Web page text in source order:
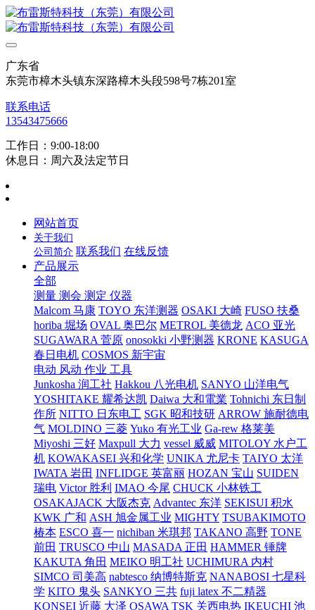
广东省
东莞市樟木头镇东深路樟木头段598号7栋201室
联系电话
13543475666
工作日：9:00-18:00
休息日：周六及法定节日
网站首页
关于我们
公司简介 联系我们 在线反馈
产品展示
全部
测量 测会 测定 仪器
Malcom 马康 TOYO 东洋测器 OSAKI 大崎 FUSO 扶桑
horiba 堀场 OVAL 奥巴尔 METROL 美德龙 ACO 亚光
SUGAWARA 菅原 onosokki 小野测器 KRONE KASUGA
春日电机 COSMOS 新宇宙
电动 风动 作业 工具
Junkosha 润工社 Hakkou 八光电机 SANYO 山洋电气
YOSHITAKE 耀希达凯 Daiwa 大和電業 Tohnichi 东日制
作所 NITTO 日东电工 SGK 昭和技研 ARROW 施耐德电
气 MOLDINO 三菱 Yuko 有光工业 Ga-rew 格莱美
Miyoshi 三好 Maxpull 大力 vessel 威威 MITOLOY 水户工
机 KOWAKASEI 兴和化学 UNIKA 尤尼卡 TAIYO 太洋
IWATA 岩田 INFLIDGE 英富丽 HOZAN 宝山 SUIDEN
瑞电 Victor 胜利 IMAO 今尾 CHUCK 小林铁工
OSAKAJACK 大阪杰克 Advantec 东洋 SEKISUI 积水
KWK 广和 ASH 旭金属工业 MIGHTY TSUBAKIMOTO
椿本 ESCO 喜一 nichiban 米琪邦 TAKANO 高野 TONE
前田 TRUSCO 中山 MASADA 正田 HAMMER 锤牌
KAKUTA 角田 MEIKO 明工社 UCHIMURA 内村
SIMCO 司美高 nabtesco 纳博特斯克 NANABOSI 七星科
学 KITO 鬼头 SANKYO 三共 fuji latex 不二精器
KONSEI 近藤 大泽 OSAWA TSK 关西电热 IKEUCHI 池